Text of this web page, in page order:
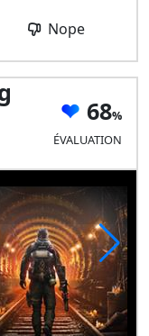
Nope
68
ÉVALUATION
Metro Awakening